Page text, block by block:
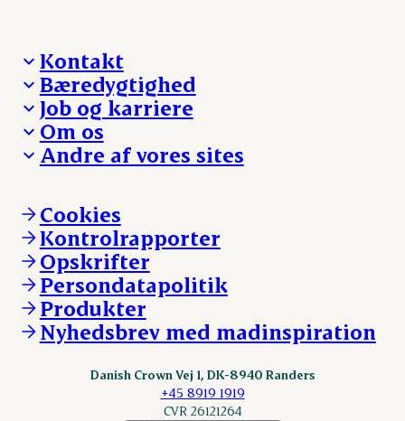
Kontakt
Besøg Danish Crown
Presse og nyheder
Reklamationer
Whistleblower
Øvrige henvendelser
Bæredygtighed
Fra jord til bord
Hverdagen
Ansvarlighed og nøgletal
Job og karriere
Arbejd med os
Ledige stillinger
Om os
Hvem er vi
Vores resultater
Vores lokationer
Kontakt
Andre af vores sites
Andelsejere - kreatur
Danishcrownprofessional.com
DAT-Schaub.com
ESS-FOOD.com
Fonden Dansk Gastronomi
KLS.se
nordicspoor.com
Scanhide.dk
Cookies
Kontrolrapporter
Opskrifter
Persondatapolitik
Produkter
Nyhedsbrev med madinspiration
Danish Crown Vej 1, DK-8940 Randers
+45 8919 1919
CVR 26121264